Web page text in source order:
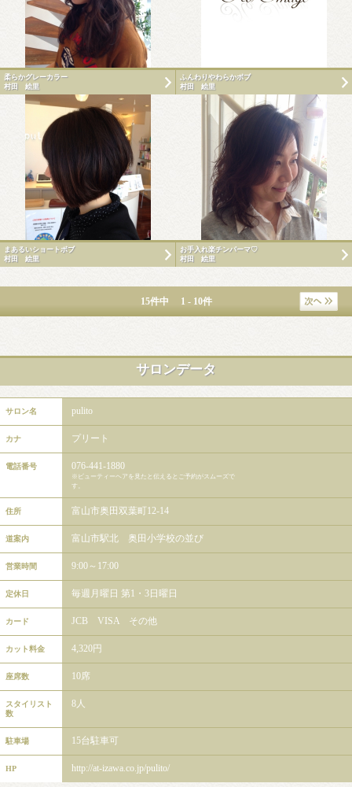
柔らかグレーカラー
村田 絵里
ふんわりやわらかボブ
村田 絵里
まあるいショートボブ
村田 絵里
お手入れ楽チンパーマ♡
村田 絵里
15件中 1 - 10件
サロンデータ
サロン名 pulito
カナ プリート
電話番号 076-441-1880
※ビューティーヘアを見たと伝えるとご予約がスムーズで
す。
住所 富山市奥田双葉町12-14
道案内 富山市駅北 奥田小学校の並び
営業時間 9:00～17:00
定休日 毎週月曜日 第1・3日曜日
カード JCB VISA その他
カット料金 4,320円
座席数 10席
スタイリスト
数
8人
駐車場 15台駐車可
HP http://at-izawa.co.jp/pulito/